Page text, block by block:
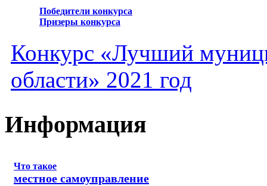
Победители конкурса
Призеры конкурса
Конкурс «Лучший
области» 2021 год
Информация
Что такое
местное самоуправление